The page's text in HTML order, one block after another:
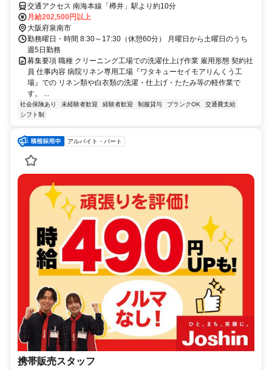
交通アクセス 南海本線「樽井」駅より約10分
月給202,500円以上
大阪府泉南市
勤務曜日・時間 8:30～17:30（休憩60分） 月曜日から土曜日のうち
週5日勤務
募集要項 職種 クリーニング工場での洗濯仕上げ作業 雇用形態 契約社
員 仕事内容 病院リネン専用工場『ワタキューセイモアりんくう工
場』での リネン類や白衣類の洗濯・仕上げ・たたみ等の軽作業で
す。 ...
社会保険あり 未経験者歓迎 経験者歓迎 制服貸与 ブランクOK
交通費支給
シフト制
アルバイト・パート
携帯販売スタッフ